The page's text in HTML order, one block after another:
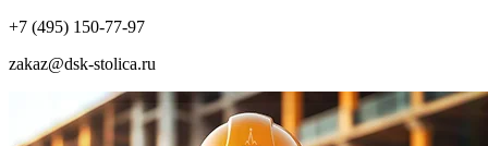
+7 (495) 150-77-97
zakaz@dsk-stolica.ru